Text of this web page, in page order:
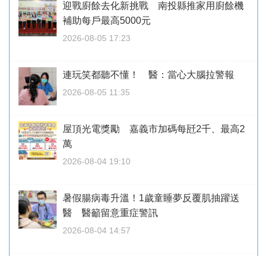
迎戰廚餘去化新挑戰 南投縣推家用廚餘機
補助每戶最高5000元
2026-08-05 17:23
連玩笑都聽不懂！ 醫：當心大腦拉警報
2026-08-05 11:35
屋頂光電獎勵 嘉義市加碼每瓩2千、最高2
萬
2026-08-04 19:10
暑假腸病毒升溫！1歲童睡夢反覆肌抽躍送
醫 醫籲留意重症警訊
2026-08-04 14:57